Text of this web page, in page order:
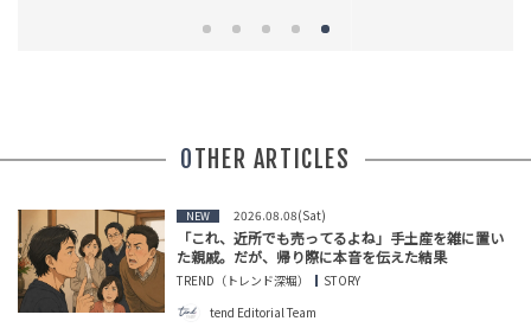
OTHER ARTICLES
NEW 2026.08.08(Sat)
「これ、近所でも売ってるよね」手土産を雑に置い
た親戚。だが、帰り際に本音を伝えた結果
TREND（トレンド深堀）
STORY
tend Editorial Team